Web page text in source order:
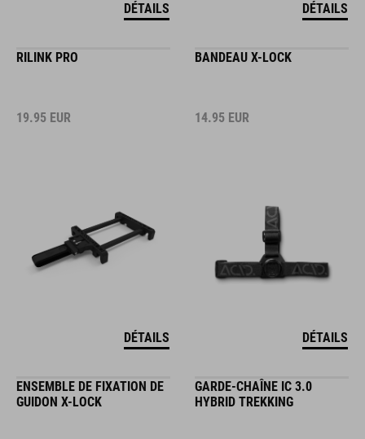
DÉTAILS DÉTAILS
RILINK PRO
19.95 EUR
DÉTAILS
BANDEAU X-LOCK
14.95 EUR
DÉTAILS
ENSEMBLE DE FIXATION DE
GUIDON X-LOCK
GARDE-CHAÎNE IC 3.0
HYBRID TREKKING